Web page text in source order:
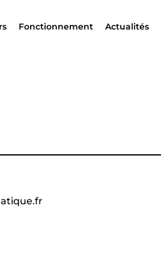
Fonctionnement Actualités